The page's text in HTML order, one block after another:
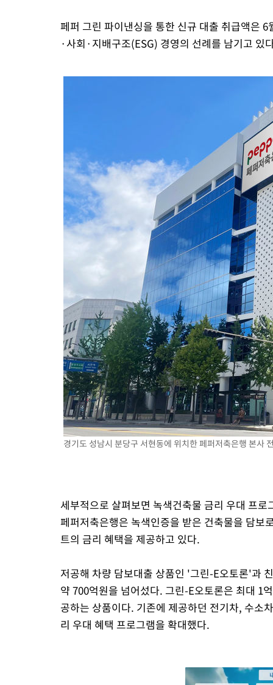
페퍼 그린 파이낸싱을 통한 신규 대출 취급액은
·사회·지배구조(ESG) 경영의 선례를 남기고 있
경기도 성남시 분당구 서현동에 위치한 페퍼저축은행 본사
세부적으로 살펴보면 녹색건축물 금리 우대 프
페퍼저축은행은 녹색인증을 받은 건축물을 담보
트의 금리 혜택을 제공하고 있다.
저공해 차량 담보대출 상품인 '그린-E오토론'과
약 700억원을 넘어섰다. 그린-E오토론은 최대 1
공하는 상품이다. 기존에 제공하던 전기차, 수소
리 우대 혜택 프로그램을 확대했다.